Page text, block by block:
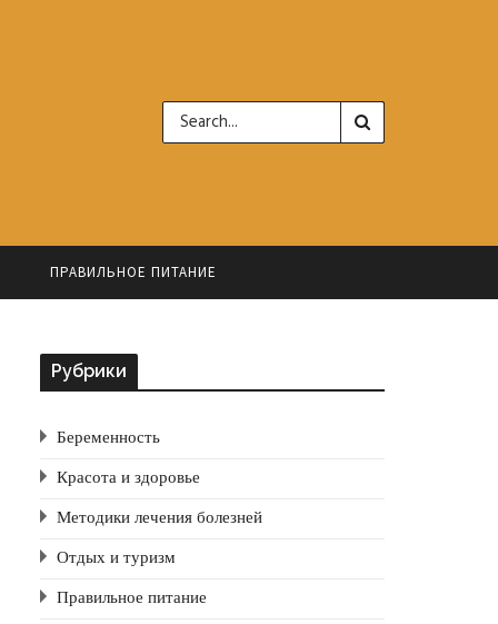
ПРАВИЛЬНОЕ ПИТАНИЕ
Рубрики
Беременность
Красота и здоровье
Методики лечения болезней
Отдых и туризм
Правильное питание